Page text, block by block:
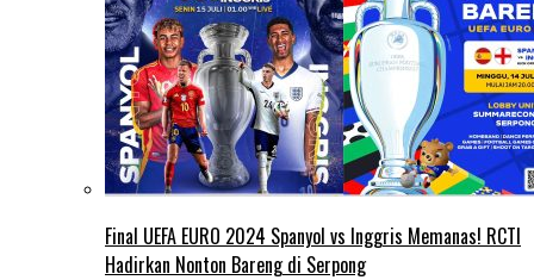
Final UEFA EURO 2024 Spanyol vs Inggris Memanas! RCTI
Hadirkan Nonton Bareng di Serpong